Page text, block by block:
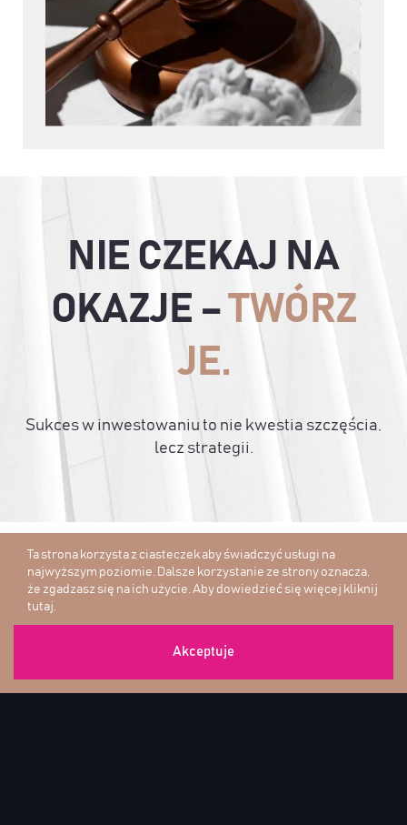
NIE CZEKAJ NA
OKAZJE –TWÓRZ
JE.
Sukces w inwestowaniu to nie kwestia szczęścia,
lecz strategii.
Ta strona korzysta z ciasteczek aby świadczyć usługi na
najwyższym poziomie. Dalsze korzystanie ze strony oznacza,
że zgadzasz się na ich użycie. Aby dowiedzieć się więcej kliknij
tutaj.
Akceptuje